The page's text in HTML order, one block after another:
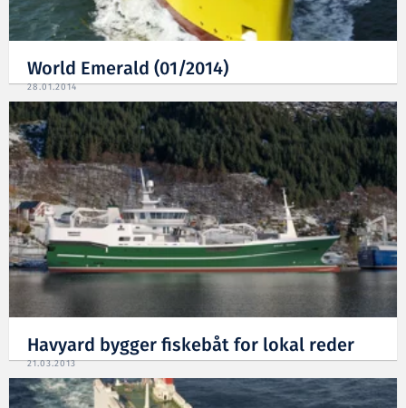
World Emerald (01/2014)
28.01.2014
Havyard bygger fiskebåt for lokal reder
21.03.2013